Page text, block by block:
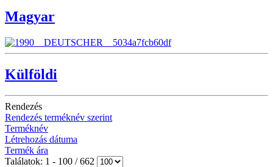
Magyar
Külföldi
Rendezés
Rendezés terméknév szerint
Terméknév
Létrehozás dátuma
Termék ára
Találatok: 1 - 100 / 662